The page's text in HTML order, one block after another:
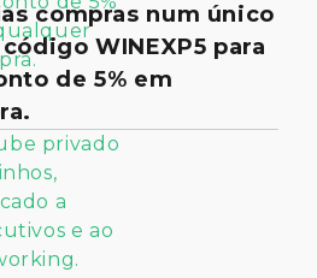
compras num único
WINEXP5 para
de 5% em